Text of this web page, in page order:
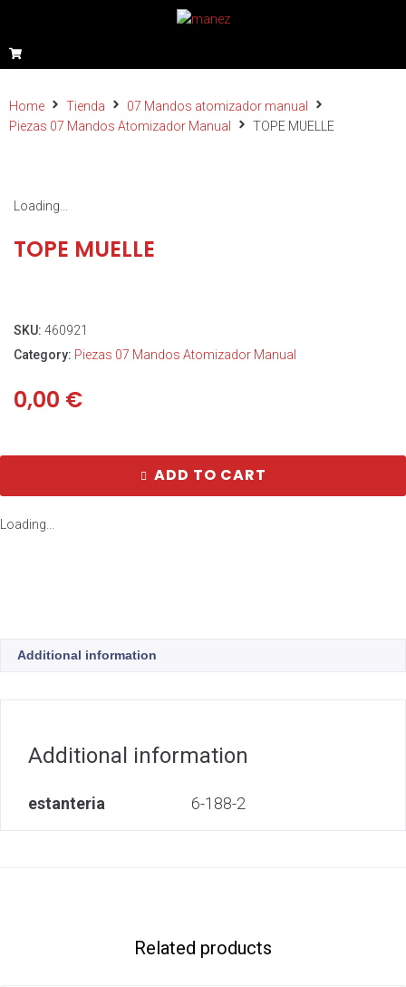
Home Tienda
07 Mandos atomizador manual
Piezas 07 Mandos Atomizador Manual
TOPE MUELLE
Loading...
TOPE MUELLE
SKU: 460921
Category: Piezas 07 Mandos Atomizador Manual
0,00 €
ADD TO CART
Loading...
Additional information
Additional information
estanteria 6-188-2
Related products